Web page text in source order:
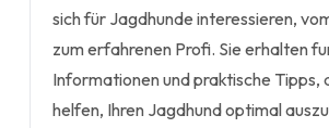
sich für Jagdhunde interessieren,
zum erfahrenen Profi. Sie erhalten
Informationen und praktische Tipps,
helfen, Ihren Jagdhund optimal